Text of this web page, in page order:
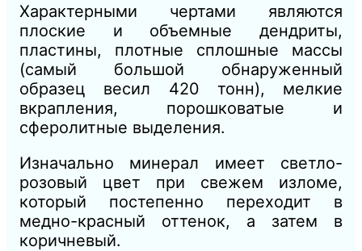
Характерными чертами являются
плоские и объемные дендриты,
пластины, плотные сплошные массы
(самый большой обнаруженный
образец весил 420 тонн), мелкие
вкрапления, порошковатые и
сферолитные выделения.
Изначально минерал имеет светло-
розовый цвет при свежем изломе,
который постепенно переходит в
медно-красный оттенок, а затем в
коричневый.